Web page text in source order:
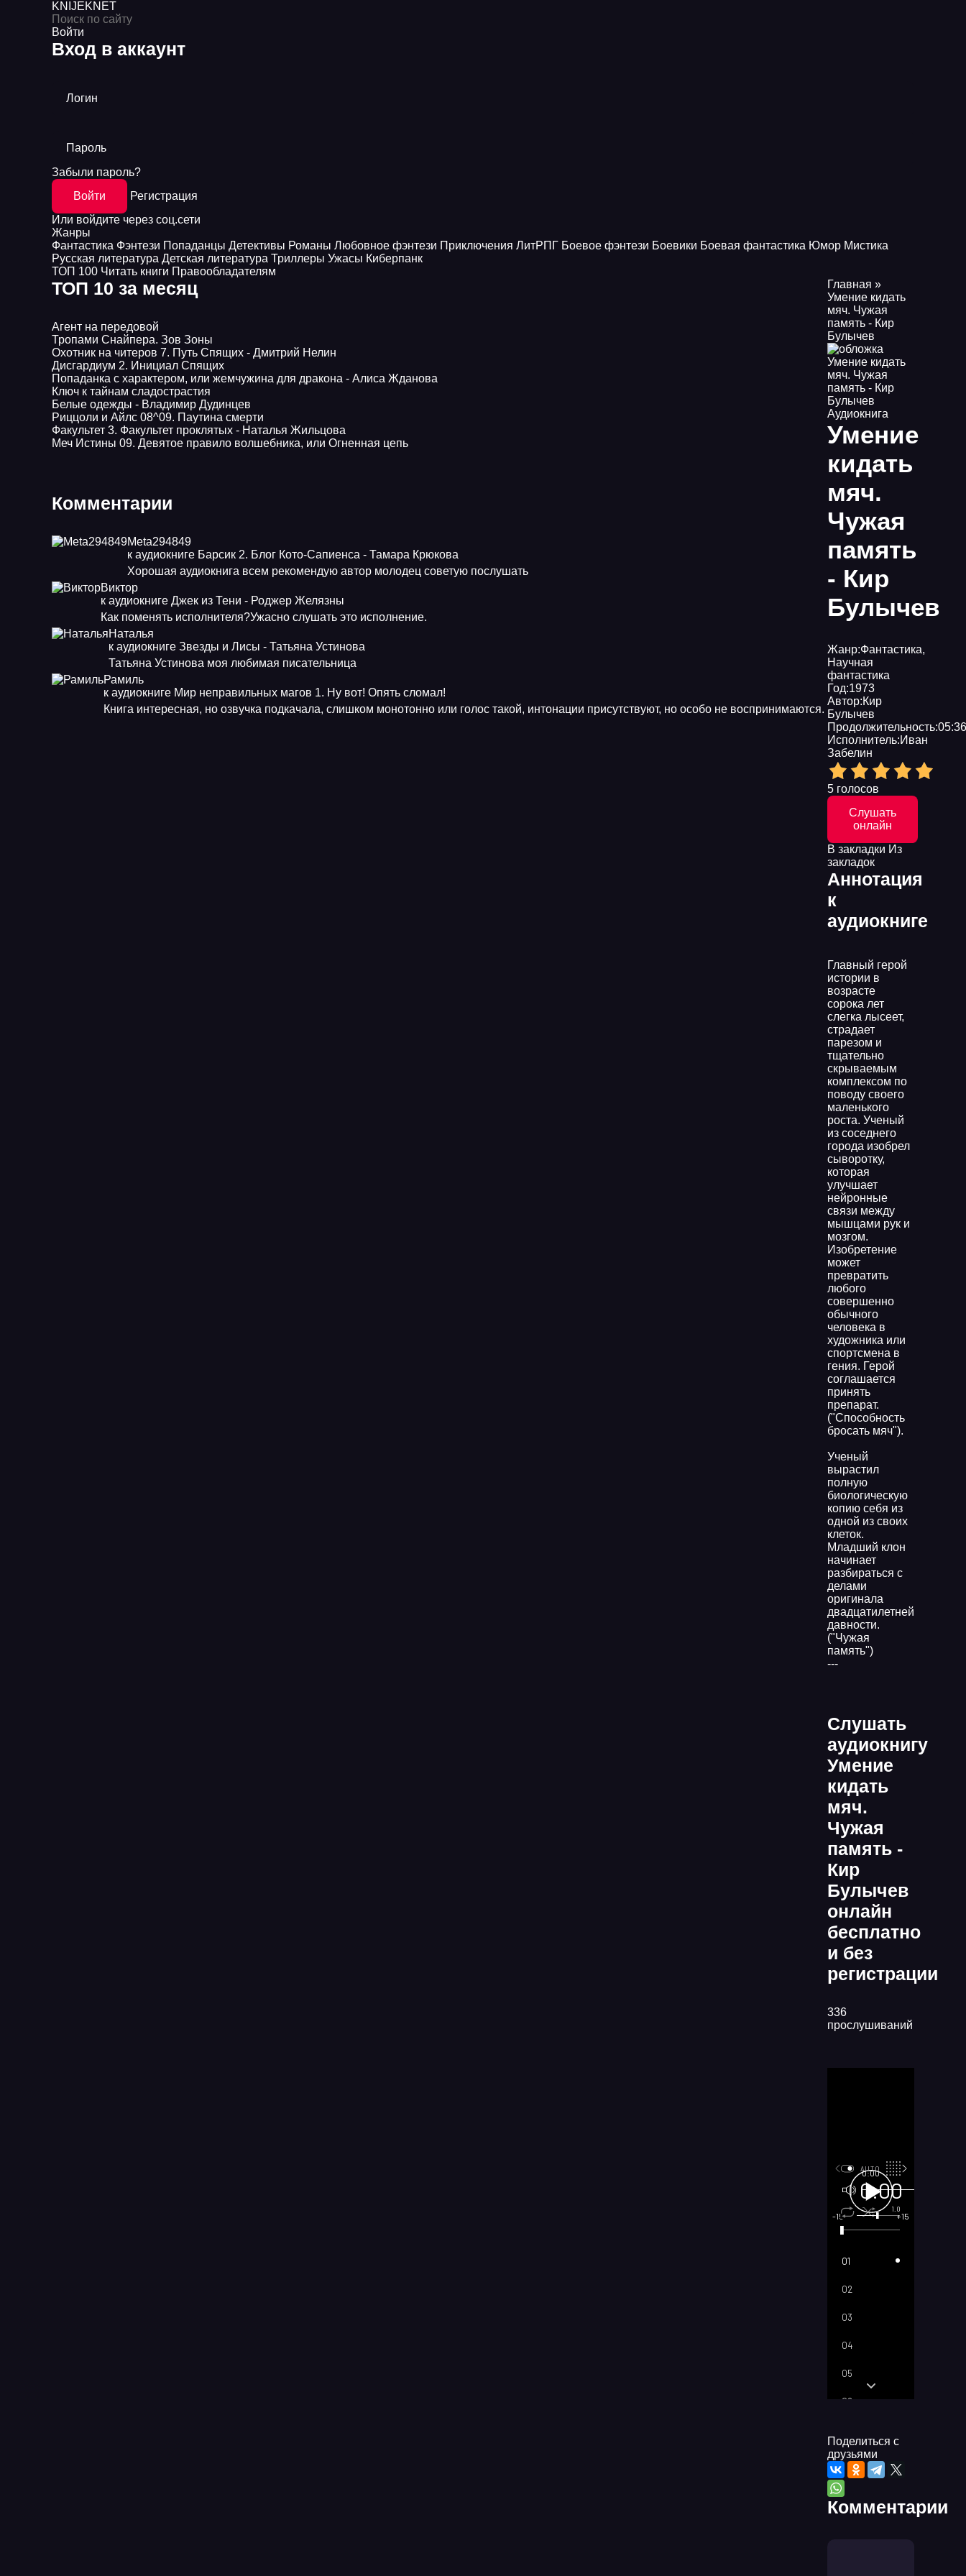
KNIJEKNET
Войти
Вход в аккаунт
Логин
Пароль
Забыли пароль?
Войти
Регистрация
Или войдите через соц.сети
Жанры
Фантастика Фэнтези Попаданцы Детективы Романы Любовное фэнтези Приключения ЛитРПГ Боевое фэнтези Боевики Боевая фантастика Юмор Мистика
Русская литература Детская литература Триллеры Ужасы Киберпанк
ТОП 100 Читать книги Правообладателям
ТОП 10 за месяц
Агент на передовой
Тропами Снайпера. Зов Зоны
Охотник на читеров 7. Путь Спящих - Дмитрий Нелин
Дисгардиум 2. Инициал Спящих
Попаданка с характером, или жемчужина для дракона - Алиса Жданова
Ключ к тайнам сладострастия
Белые одежды - Владимир Дудинцев
Pиццоли и Айлс 08^09. Паутина смерти
Факультет 3. Факультет проклятых - Наталья Жильцова
Меч Истины 09. Девятое правило волшебника, или Огненная цепь
Комментарии
Meta294849
к аудиокниге Барсик 2. Блог Кото-Сапиенса - Тамара Крюкова
Хорошая аудиокнига всем рекомендую автор молодец советую послушать
Виктор
к аудиокниге Джек из Тени - Роджер Желязны
Как поменять исполнителя?Ужасно слушать это исполнение.
Наталья
к аудиокниге Звезды и Лисы - Татьяна Устинова
Татьяна Устинова моя любимая писательница
Рамиль
к аудиокниге Мир неправильных магов 1. Ну вот! Опять сломал!
Книга интересная, но озвучка подкачала, слишком монотонно или голос такой, интонации присутствуют, но особо не воспринимаются.
Главная »
Умение кидать
мяч. Чужая
память - Кир
Булычев
Аудиокнига
Умение
кидать
мяч.
Чужая
память
- Кир
Булычев
Жанр:Фантастика,
Научная
фантастика
Год:1973
Автор:Кир
Булычев
Продолжительность:
Исполнитель:Иван
Забелин
5 голосов
Слушать
онлайн
В закладки Из
закладок
Аннотация
к
аудиокниге
Главный герой
истории в
возрасте
сорока лет
слегка лысеет,
страдает
парезом и
тщательно
скрываемым
комплексом по
поводу своего
маленького
роста. Ученый
из соседнего
города изобрел
сыворотку,
которая
улучшает
нейронные
связи между
мышцами рук и
мозгом.
Изобретение
может
превратить
любого
совершенно
обычного
человека в
художника или
спортсмена в
гения. Герой
соглашается
принять
препарат.
("Способность
бросать мяч").
Ученый
вырастил
полную
биологическую
копию себя из
одной из своих
клеток.
Младший клон
начинает
разбираться с
делами
оригинала
двадцатилетней
давности.
("Чужая
память")
---
Слушать
аудиокнигу
Умение
кидать
мяч.
Чужая
память -
Кир
Булычев
онлайн
бесплатно
и без
регистрации
336
прослушиваний
0:00
0:00
1.0
x1
-15 +15
AUTO
01
02
03
04
05
06
08
09
10
Поделиться с
друзьями
Комментарии